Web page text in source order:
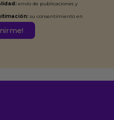
envío de publicaciones y
su consentimiento en
Muñoz. Podrás ejercer tus